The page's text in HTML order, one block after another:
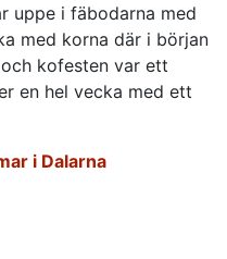
uppe i fäbodarna med
med korna där i början
kofesten var ett
en hel vecka med ett
i Dalarna